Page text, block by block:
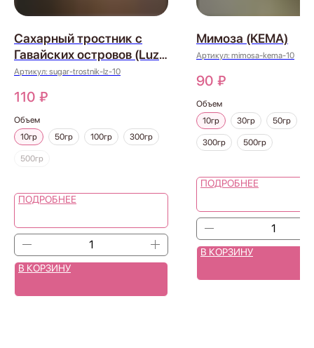
Сахарный тростник с
Гавайских островов (Luzi,
Швейцария)
Артикул: sugar-trostnik-lz-10
110 ₽
Объем
10гр
50гр 100гр 300гр
500гр
ПОДРОБНЕЕ
В КОРЗИНУ
Мимоза (KEMA)
Артикул: mimosa-kema-10
90 ₽
Объем
10гр
30гр 50гр
300гр 500гр
ПОДРОБНЕЕ
В КОРЗИНУ